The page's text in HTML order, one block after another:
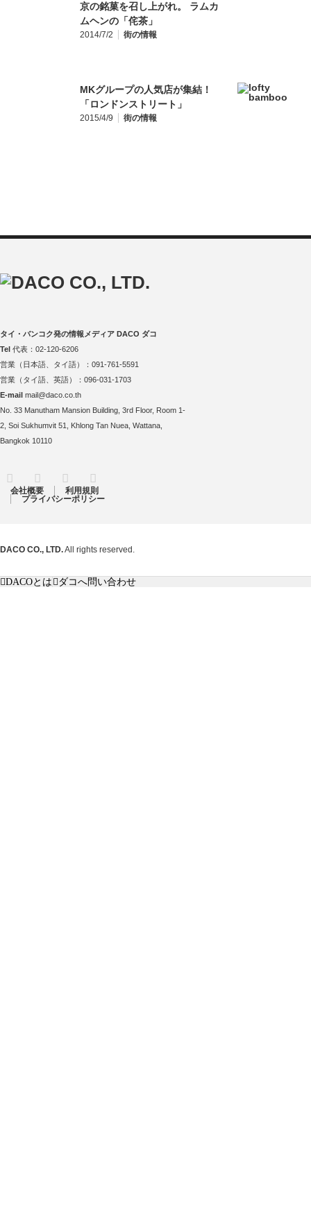
京の銘菓を召し上がれ。 ラムカ
ムヘンの「侘茶」
2014/7/2 街の情報
MKグループの人気店が集結！
「ロンドンストリート」
2015/4/9 街の情報
タイ・バンコク発の情報メディア DACO ダコ
Tel 代表：02-120-6206
営業（日本語、タイ語）：091-761-5591
営業（タイ語、英語）：096-031-1703
E-mail mail@daco.co.th
No. 33 Manutham Mansion Building, 3rd Floor, Room 1-
2, Soi Sukhumvit 51, Khlong Tan Nuea, Wattana,
Bangkok 10110
Twitter FacebookInstagram
会社概要
利用規則
プライバシーポリシー
DACO CO., LTD.All rights reserved.
DACOとは ダコへ問い合わせ